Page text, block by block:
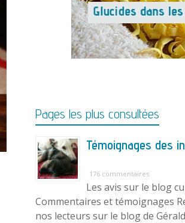
Pages les plus consultées
Témoignages des
176 commentaires
Les avis sur le blog
Commentaires et témoignages
nos lecteurs sur le blog de